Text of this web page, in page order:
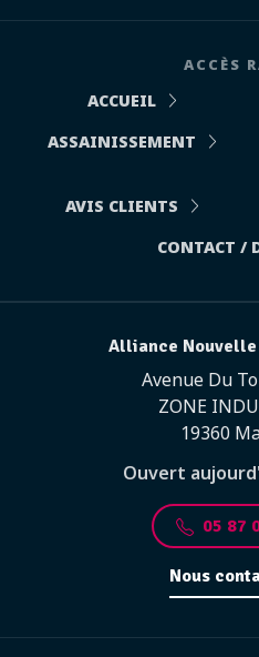
ACCÈS
ACCUEIL
ASSAINISSEMENT
AVIS CLIENTS
CONTACT /
Alliance
Avenue Du
ZONE
19360
Ouvert
05 87
Nous